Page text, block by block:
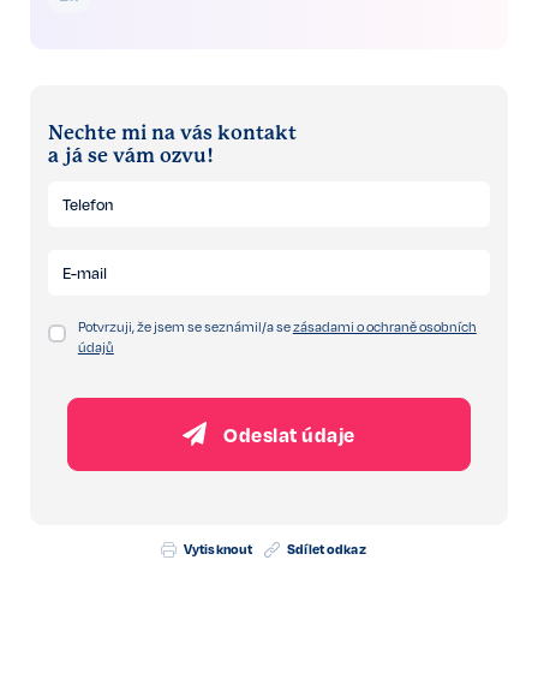
Nechte mi na vás kontakt
a já se vám ozvu!
Potvrzuji, že jsem se seznámil/a sezásadami o ochraně osobních
údajů
Odeslat údaje
Vytisknout Sdílet odkaz